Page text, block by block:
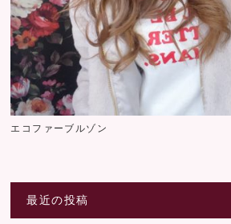
エコファーブルゾン
最近の投稿